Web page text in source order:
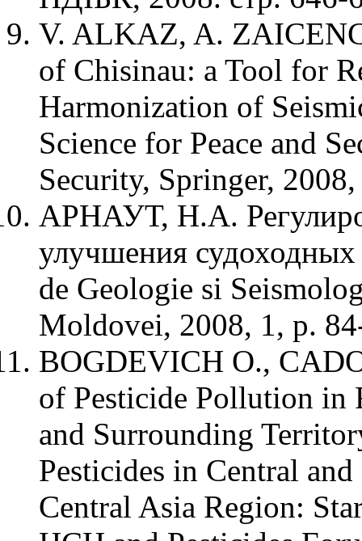
V. ALKAZ, A.
of Chisinau: a Tool for
Harmonization of
Science for Peace and
Security, Springer,
АРНАУТ, Н.А.
улучшения
de Geologie si
Moldovei, 2008, 1, p.
BOGDEVICH O.,
of Pesticide Pollution in
and Surrounding
Pesticides in Central
Central Asia Region: